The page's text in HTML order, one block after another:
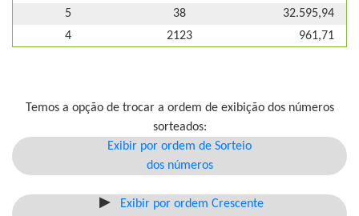
5
38
32.595,94
4
2123 961,71
Temos a opção de trocar a ordem de exibição dos números
sorteados:
Exibir por ordem de Sorteio
dos números
Exibir por ordem Crescente